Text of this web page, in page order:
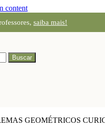
content
saiba mais!
Buscar
GEOMÉTRICOS